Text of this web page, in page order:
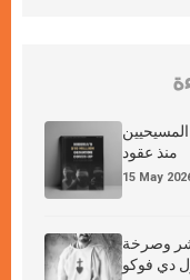
منذ عقود
15 May
عشر وصرخة
دي فوكو